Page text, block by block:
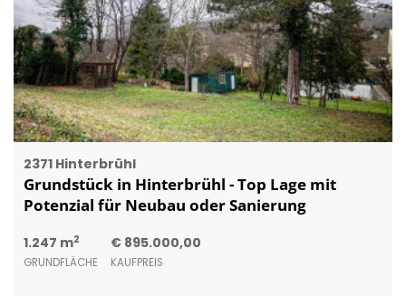
2371 Hinterbrühl
Grundstück in Hinterbrühl - Top Lage mit
Potenzial für Neubau oder Sanierung
1.247 m2
GRUNDFLÄCHE
€ 895.000,00
KAUFPREIS